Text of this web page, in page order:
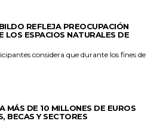
REFLEJA PREOCUPACIÓN
LOS ESPACIOS NATURALES DE
considera que durante los fines de
MÁS DE 10 MILLONES DE EUROS
BECAS Y SECTORES